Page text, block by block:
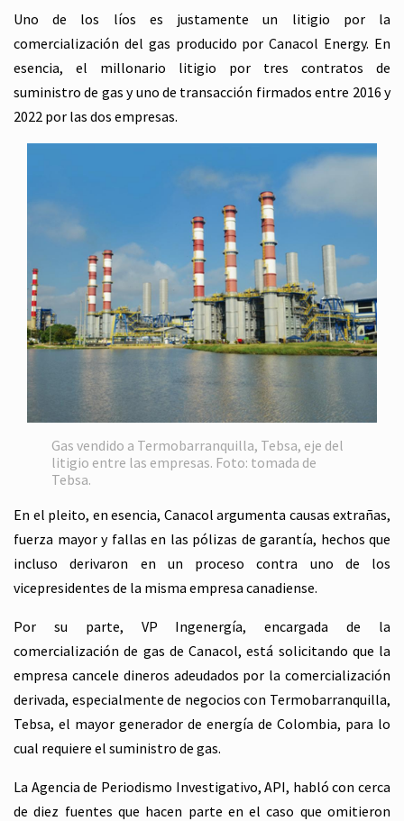
Uno de los líos es justamente un litigio por la
comercialización del gas producido por Canacol Energy. En
esencia, el millonario litigio por tres contratos de
suministro de gas y uno de transacción firmados entre 2016 y
2022 por las dos empresas.
Gas vendido a Termobarranquilla, Tebsa, eje del
litigio entre las empresas. Foto: tomada de
Tebsa.
En el pleito, en esencia, Canacol argumenta causas extrañas,
fuerza mayor y fallas en las pólizas de garantía, hechos que
incluso derivaron en un proceso contra uno de los
vicepresidentes de la misma empresa canadiense.
Por su parte, VP Ingenergía, encargada de la
comercialización de gas de Canacol, está solicitando que la
empresa cancele dineros adeudados por la comercialización
derivada, especialmente de negocios con Termobarranquilla,
Tebsa, el mayor generador de energía de Colombia, para lo
cual requiere el suministro de gas.
La Agencia de Periodismo Investigativo, API, habló con cerca
de diez fuentes que hacen parte en el caso que omitieron